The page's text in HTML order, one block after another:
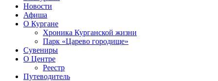
Новости
Афиша
О Кургане
Хроника Курганской жизни
Парк «Царево городище»
Сувениры
О Центре
Реестр
Путеводитель